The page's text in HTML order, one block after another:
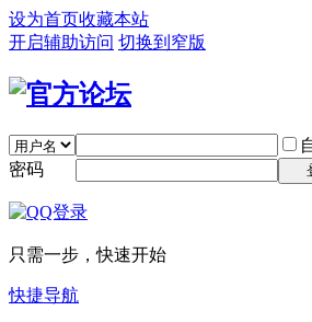
设为首页收藏本站
开启辅助访问 切换到窄版
密码
只需一步，快速开始
快捷导航